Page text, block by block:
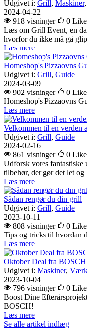
Udgivet i: Grill, Maskiner,
2024-04-22
918 visninger
0
Læs om Grill Event, en
hvorfor du ikke må gå
Læs mere
Homeshop's Pizzaovns
Udgivet i: Grill, Guide
2024-03-09
902 visninger
0
Homeshop's Pizzaovns
Læs mere
Velkommen til en verden
Udgivet i: Grill, Guide
2024-02-16
861 visninger
0
Udforsk vores fantastiske
tilbehør, der gør det let og
Læs mere
Sådan rengør du din grill
Udgivet i: Grill, Guide
2023-10-11
808 visninger
0
Tips og tricks til hvordan
Læs mere
Oktober Deal fra BOSCH
Udgivet i: Maskiner,
2023-10-04
796 visninger
0
Boost Dine
BOSCH!
Læs mere
Se alle artikel indlæg